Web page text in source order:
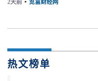
2天前 • 览富财经网
热文榜单